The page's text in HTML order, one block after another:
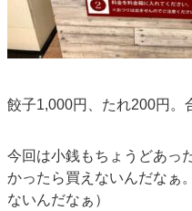
餃子1,000円、たれ200円。
今回は小銭もちょうどあっ
かったら買えないんだなぁ
ないんだなぁ）